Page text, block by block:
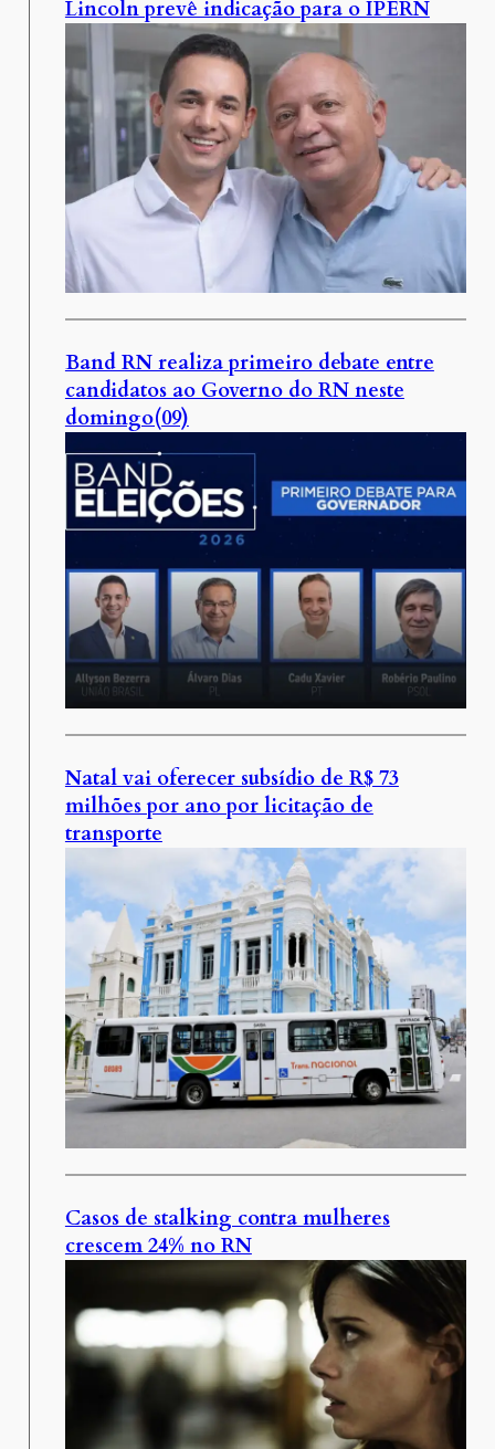
Lincoln prevê indicação para o IPERN
Band RN realiza primeiro debate entre
candidatos ao Governo do RN neste
domingo(09)
Natal vai oferecer subsídio de R$ 73
milhões por ano por licitação de
transporte
Casos de stalking contra mulheres
crescem 24% no RN